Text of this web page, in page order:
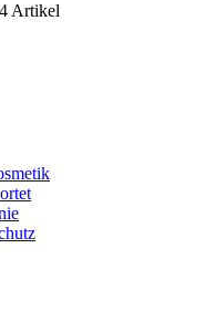
Artikel